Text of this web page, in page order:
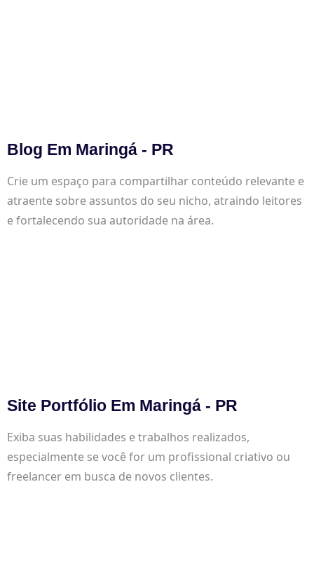
Blog Em Maringá - PR
Crie um espaço para compartilhar conteúdo relevante e
atraente sobre assuntos do seu nicho, atraindo leitores
e fortalecendo sua autoridade na área.
Site Portfólio Em Maringá - PR
Exiba suas habilidades e trabalhos realizados,
especialmente se você for um profissional criativo ou
freelancer em busca de novos clientes.